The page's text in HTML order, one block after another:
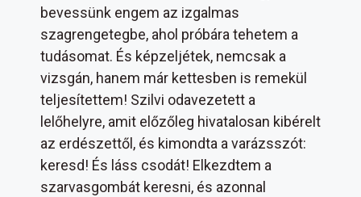
bevessünk engem az izgalmas
szagrengetegbe, ahol próbára tehetem a
tudásomat. És képzeljétek, nemcsak a
vizsgán, hanem már kettesben is remekül
teljesítettem! Szilvi odavezetett a
lelőhelyre, amit előzőleg hivatalosan kibérelt
az erdészettől, és kimondta a varázsszót:
keresd! És láss csodát! Elkezdtem a
szarvasgombát keresni, és azonnal